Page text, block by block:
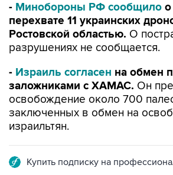
- Минобороны РФ сообщило
перехвате 11 украинских
Ростовской областью. О
разрушениях не сообщается.
- Израиль согласен на обмен
заложниками с ХАМАС. Он
освобождение около 700
заключенных в обмен на
израильтян.
Купить подписку на